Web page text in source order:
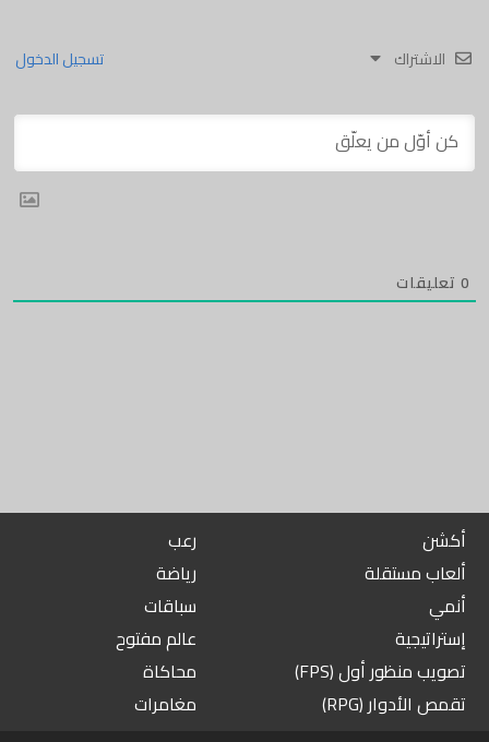
الاشتراك تسجيل الدخول
0 تعليقات
أكشن
ألعاب مستقلة
أنمي
إستراتيجية
تصويب منظور أول (FPS)
تقمص الأدوار (RPG)
رعب
رياضة
سباقات
عالم مفتوح
محاكاة
مغامرات